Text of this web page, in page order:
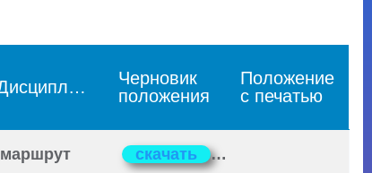
Дисциплина
Черновик
положения
Положение
с печатью
маршрут скачать